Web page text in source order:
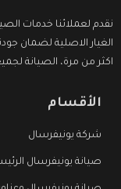
نقدم لعملائنا خدمات
الغيار الاصلية لضمان
اكثر من مرة، الصيانة
الأقسام
شركة يونيفرسال
صيانة يونيفرسال